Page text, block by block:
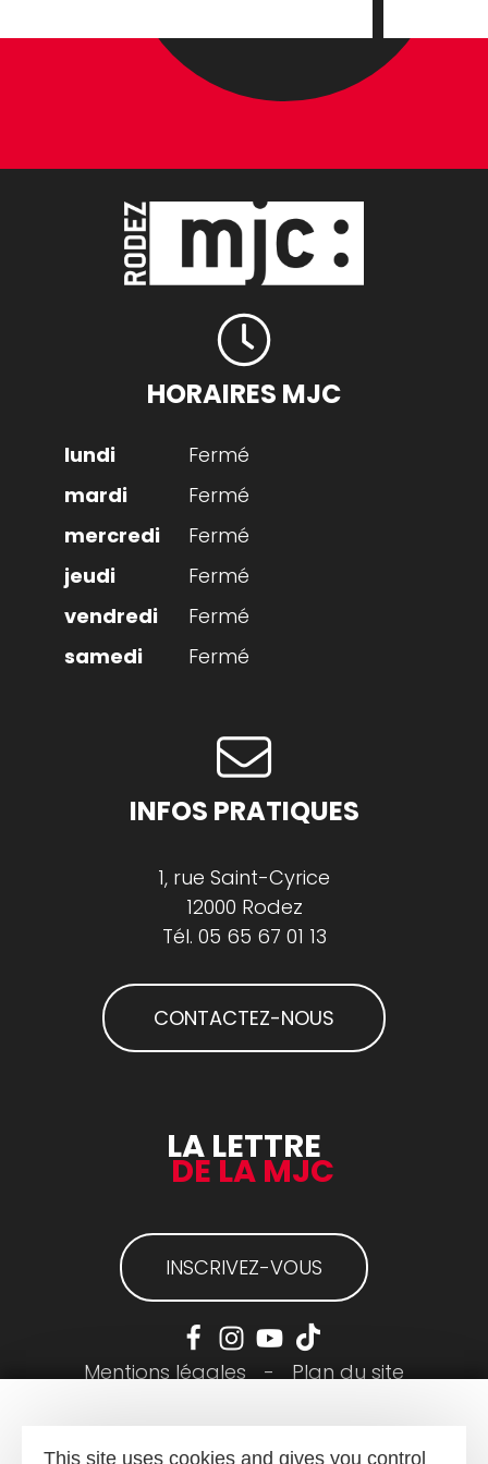
SALUT FINAL: LA LA LAND (Dance Remix) X-FELD
HORAIRES MJC
Fermé
Fermé
Fermé
Fermé
Fermé
Fermé
INFOS PRATIQUES
1, rue Saint-Cyrice
12000 Rodez
Tél. 05 65 67 01 13
CONTACTEZ-NOUS
LA LETTRE
DE LA MJC
INSCRIVEZ-VOUS
Mentions légales - Plan du site
This site uses cookies and gives you control